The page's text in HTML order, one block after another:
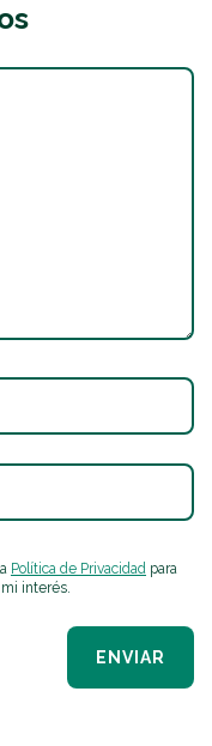
Política de Privacidad para
interés.
ENVIAR